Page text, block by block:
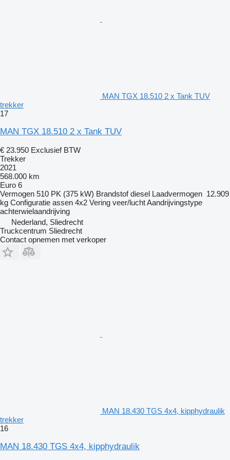
MAN TGX 18.510 2 x Tank TUV
trekker
17
MAN TGX 18.510 2 x Tank TUV
€ 23.950 Exclusief BTW
Trekker
2021
568.000 km
Euro 6
Vermogen 510 PK (375 kW) Brandstof diesel Laadvermogen 12.909
kg Configuratie assen 4x2 Vering veer/luchtAandrijvingstype
achterwielaandrijving
Nederland, Sliedrecht
Truckcentrum Sliedrecht
Contact opnemen met verkoper
MAN 18.430 TGS 4x4, kipphydraulik
trekker
16
MAN 18.430 TGS 4x4, kipphydraulik